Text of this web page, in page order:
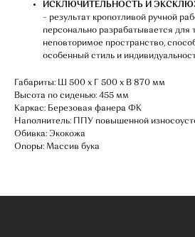
ИСКЛЮЧИТЕЛЬНОСТЬ И
– результат кропотливой ручной
персонально разрабатывается для
неповторимое пространство,
особенный стиль и
Габариты: Ш 500 х Г 500 х В 870 мм
Высота по сиденью: 455 мм
Каркас: Березовая фанера ФК
Наполнитель: ППУ повышенной
Обивка: Экокожа
Опоры: Массив бука
Воспользуйтесь формой обратной
чтобы связаться с нами
НАШИ МЕНЕДЖЕРЫ
ОТВЕТИТЬ НА ЛЮБЫЕ
ВОПРОСЫ
Оставьте данные для связи: